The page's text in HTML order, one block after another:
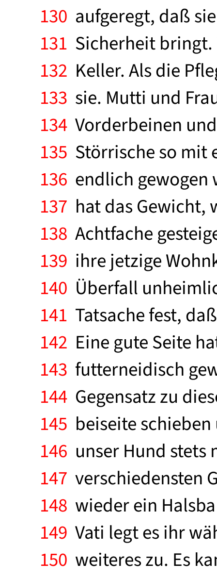
130 aufgeregt, daß
131 Sicherheit bringt.
132 Keller. Als die
133 sie. Mutti und
134 Vorderbeinen
135 Störrische so mit
136 endlich gewogen
137 hat das Gewicht,
138 Achtfache
139 ihre jetzige
140 Überfall
141 Tatsache fest,
142 Eine gute Seite
143 futterneidisch
144 Gegensatz zu
145 beiseite
146 unser Hund stets
147 verschiedensten
148 wieder ein
149 Vati legt es ihr
150 weiteres zu. Es